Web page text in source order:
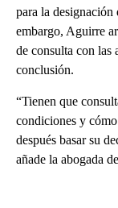
para la designación
embargo, Aguirre
de consulta con las
conclusión.
“Tienen que
condiciones y
después basar su
añade la abogada